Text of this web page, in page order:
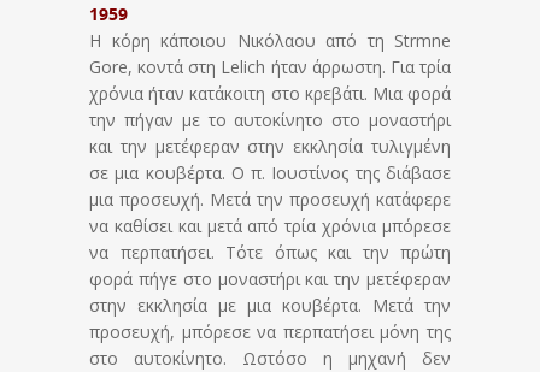
1959
Η κόρη κάποιου Νικόλαου από τη Strmne
Gore, κοντά στη Lelich ήταν άρρωστη. Για τρία
χρόνια ήταν κατάκοιτη στο κρεβάτι. Μια φορά
την πήγαν με το αυτοκίνητο στο μοναστήρι
και την μετέφεραν στην εκκλησία τυλιγμένη
σε μια κουβέρτα. Ο π. Ιουστίνος της διάβασε
μια προσευχή. Μετά την προσευχή κατάφερε
να καθίσει και μετά από τρία χρόνια μπόρεσε
να περπατήσει. Τότε όπως και την πρώτη
φορά πήγε στο μοναστήρι και την μετέφεραν
στην εκκλησία με μια κουβέρτα. Μετά την
προσευχή, μπόρεσε να περπατήσει μόνη της
στο αυτοκίνητο. Ωστόσο η μηχανή δεν